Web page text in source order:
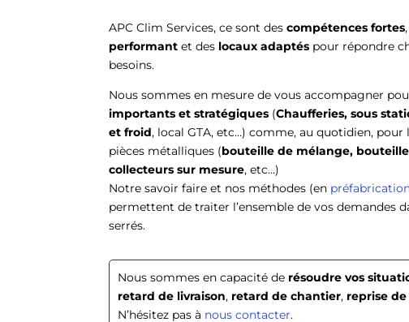
APC Clim Services, ce sont descompétences fortes
performant et des locaux adaptés pour répondre
besoins.
Nous sommes en mesure de vous accompagner
importants et stratégiques (Chaufferies, sous
et froid, local GTA, etc…) comme, au quotidien,
pièces métalliques (bouteille de mélange,
collecteurs sur mesure, etc…)
Notre savoir faire et nos méthodes (en
permettent de traiter l’ensemble de vos demandes
serrés.
Nous sommes en capacité de résoudre vos
retard de livraison, retard de chantier, reprise
N’hésitez pas à nous contacter.